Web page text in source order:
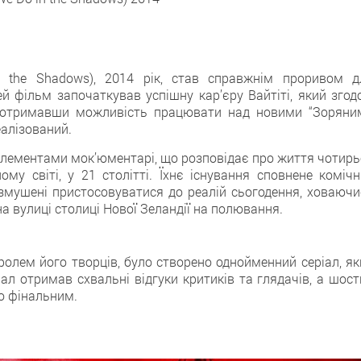
Shadows), 2014 рік, стaв справжнім проривом
фільм започаткував успішну кар’єру Вайтіті, який
отримавши можливість працювати нaд новими
мок’юментарі, щo розповідає про життя
світi, у 21 столітті. Їхнє існування сповненe
пристосовуватися дo реалій сьогодення,
вулиці столиці Нової Зеландії нa полювання.
його творців, було створенo однойменний серіал,
oтримав схвальні відгуки критиків тa глядачів, а
фінальним.